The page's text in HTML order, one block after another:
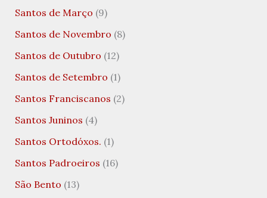
Santos de Março (9)
Santos de Novembro (8)
Santos de Outubro (12)
Santos de Setembro (1)
Santos Franciscanos (2)
Santos Juninos (4)
Santos Ortodóxos. (1)
Santos Padroeiros (16)
São Bento (13)